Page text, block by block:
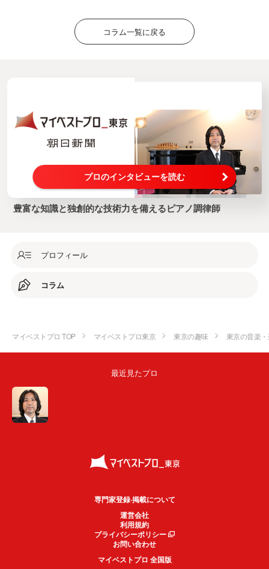
コラム一覧に戻る
プロのインタビューを読む
豊富な知識と独創的な技術力を備えるピアノ調律師
プロフィール
コラム
マイベストプロ TOP マイベストプロ東京 東京の趣味 東京の音楽
最近見たプロ
専門家登録·掲載について
運営会社
利用規約
プライバシーポリシー
お問い合わせ
マイベストプロ 全国版